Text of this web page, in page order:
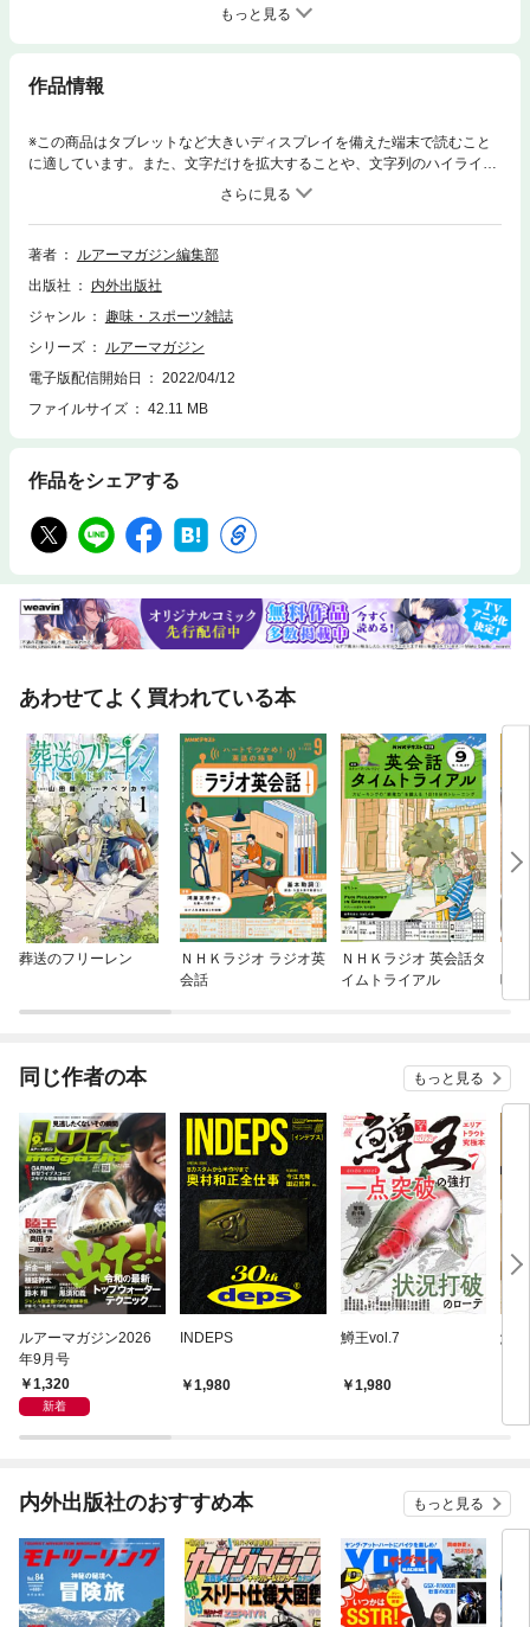
もっと見る
作品情報
※この商品はタブレットなど大きいディスプレイを備えた端末で読むこと
に適しています。また、文字だけを拡大することや、文字列のハイライ
ト、検索、辞書の参照、引用などの機能が使用できません。ルアーマガジ
ン2021年7月号【CONTENTS】毎年次々に市場へと投入される各メーカ
ー自慢の新製品あるいは巷で話題＆大人気のタックルたち。その実力のほ
どは正直どうなのよ？ ということでルアマガ編集部がメディアの特権を
使い込んできました!! そして今、鬼のように後悔…なぜなら欲しいもの
だらけになってしまったからであります。そんなルアマガスタッフ＆関係
ンバーワン・藤田京弥さんが火花を散らした2021陸王開幕戦もお見逃しな
く!!【バスタックルインプレ大特集】●バスタックル3G インプレッション
【DAIWAベイトリール編】：スティーズ リミテッド SV TW／ジリオン S
V TW／アルファス SV TW●三ツ星ロッドの真価を問う!! オライオン所感
G インプレッション【シマノベイトリール編】：SLX BFS／カルカッタコ
イルロッド超インプレ●メジャークラフト『バスパラ振出モデル』全7機種
総インプレ●ルアマガスタッフ渾身の実釣インプレ・編集部員のお借りモ
0ｍキャストの真実／フィッシュマン・ザ・インプレ×テッペイ●編集部員
のお買いモノ!!【特別企画】●陸王2021第１戦 金森隆志vs藤田京弥 in府
中湖（香川県）●今江克隆 バスカレッジ 第17講 ビッグソフトスイム
長式ショートロッドで実釣インプレ！【HOW TO】●達人指南 ルアーのト
ールスターズ Vol.1 佐々木勝也●Go! タカユキ メジャーリーガーへの
道 Season2●北大祐 釣行記キタキタ●菊元俊文のバス釣りQ&A「一刀両
断」●アングラーズティップス●読者のページ「BASS GET CLUB」●※諸説
あります。 横沢鉄平●六弦竿師一期一会／宇グイ将軍●#ゲーリーつり部
でシャキーン!!●短期集中新連載 鯰王への道[Season6]谷中洋一●俺の職業
バスプロ～最強への道～ 青木大介●マンスリーシーズナルSEED●世界で
唯ひとつのジョイクロ 平岩孝典●バス釣り 虎の穴！●エンジョイ!! バ
スフィッシング21 広瀬達樹●フォトコンジャパン●LMスナイパー●読者プ
レゼント
著者
ルアーマガジン編集部
出版社
内外出版社
ジャンル
趣味・スポーツ雑誌
シリーズ
ルアーマガジン
電子版配信開始日
2022/04/12
ファイルサイズ
42.11 MB
作品をシェアする
あわせてよく買われている本
葬送のフリーレン
ＮＨＫラジオ ラジオ英
会話
ＮＨＫラジオ 英会話タ
イムトライアル
味
同じ作者の本 もっと見る
ルアーマガジン2026
年9月号
1,320
新着
INDEPS
1,980
鱒王vol.7
1,980
鱒
内外出版社のおすすめ本 もっと見る